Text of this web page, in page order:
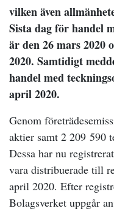
vilken även
Sista dag för handel
är den 26 mars 2020
2020. Samtidigt
handel med
april 2020.
Genom
aktier samt 2 209 590
Dessa har nu
vara distribuerade till
april 2020. Efter
Bolagsverket uppgår